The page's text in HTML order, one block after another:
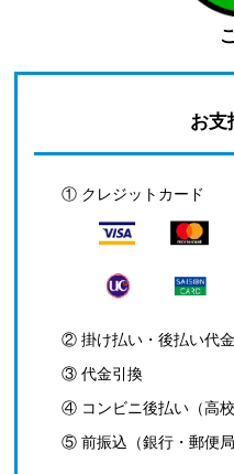
お支
① クレジットカード
② 掛け払い・後払い代
③ 代金引換
④ コンビニ後払い（高校
⑤ 前振込（銀行・郵便局